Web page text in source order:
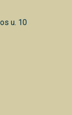
u. 10